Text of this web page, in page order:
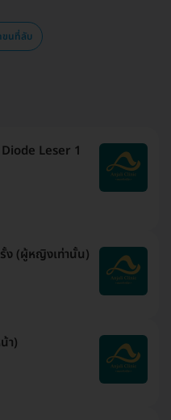
ขนที่ลับ
Leser 1
ง (ผู้หญิงเท่านั้น)
า)